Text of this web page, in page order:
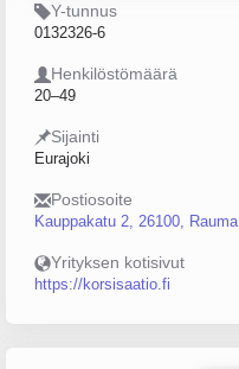
Y-tunnus
0132326-6
Henkilöstömäärä
20–49
Sijainti
Eurajoki
Postiosoite
Kauppakatu 2, 26100, Rauma
Yrityksen kotisivut
https://korsisaatio.fi